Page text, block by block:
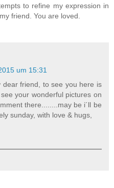
to refine my expression in
friend. You are loved.
um 15:31
friend, to see you here is
your wonderful pictures on
there........may be i´ll be
sunday, with love & hugs,